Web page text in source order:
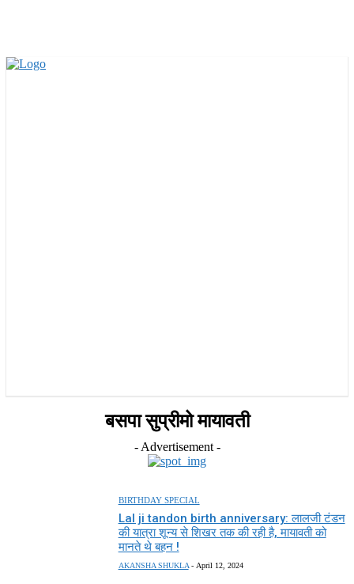
बसपा सुप्रीमो मायावती
- Advertisement -
BIRTHDAY SPECIAL
Lal ji tandon birth anniversary: लालजी टंडन
की यात्रा शून्य से शिखर तक की रही है, मायावती को
मानते थे बहन !
AKANSHA SHUKLA - April 12, 2024